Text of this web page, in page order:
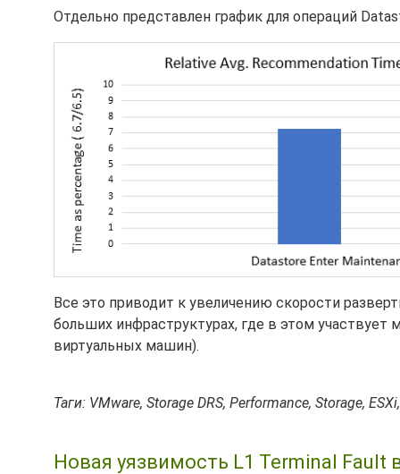
Отдельно представлен график для операций
Все это приводит к увеличению скорости
больших инфраструктурах, где в этом
виртуальных машин).
Таги: VMware, Storage DRS, Performance, Storage,
Новая уязвимость L1 Terminal Fault